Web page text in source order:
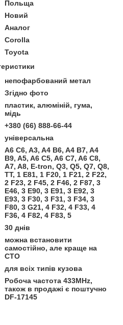
Польща
Новий
Аналог
Corolla
Toyota
непофарбований метал
Згідно фото
пластик, алюміній, гума,
мідь
+380 (66) 888-66-44
універсальна
A6 C6, A3, A4 B6, A4 B7, A4
B9, A5, A6 C5, A6 C7, A6 C8,
A7, A8, E-tron, Q3, Q5, Q7, Q8,
TT, 1 E81, 1 F20, 1 F21, 2 F22,
2 F23, 2 F45, 2 F46, 2 F87, 3
E46, 3 E90, 3 E91, 3 E92, 3
E93, 3 F30, 3 F31, 3 F34, 3
F80, 3 G21, 4 F32, 4 F33, 4
F36, 4 F82, 4 F83, 5
30 днів
можна встановити
самостійно, але краще на
СТО
для всіх типів кузова
Робоча частота 433MHz,
також в продажі є поштучно
DF-17145